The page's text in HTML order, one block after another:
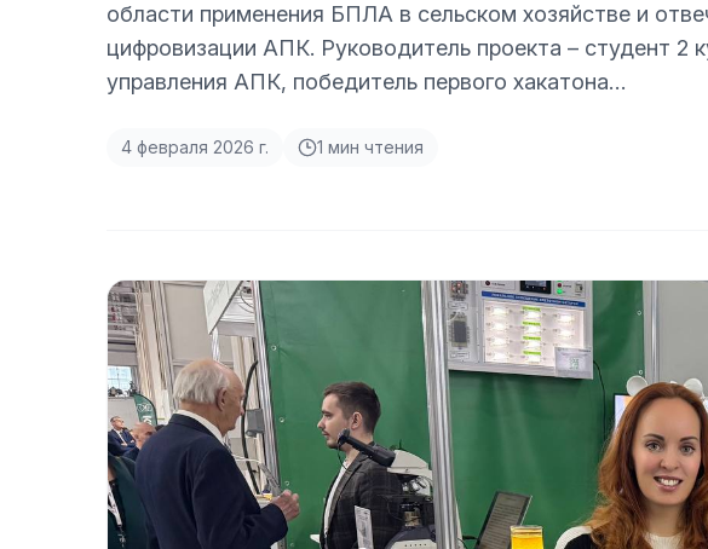
области применения БПЛА в сельском хозяйстве и
цифровизации АПК. Руководитель проекта – студент 2
управления АПК, победитель первого хакатона…
4 февраля 2026 г. 1 мин чтения